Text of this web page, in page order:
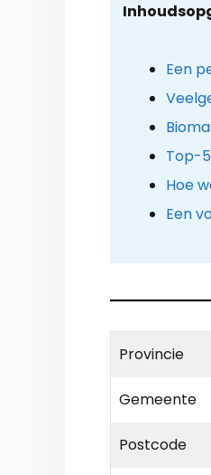
Een
Top-
Hoe
Een
Provincie
Gemeente
Postcode